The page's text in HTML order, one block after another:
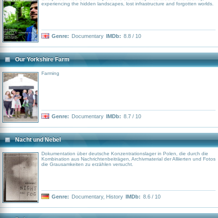
Aspekte der Flug-Sicherheit beleuchtet: Feuer an Bord, automatische
experiencing the hidden landscapes, lost infrastructure and forgotten worlds.
Genre: Documentary IMDb: 8.8 / 10
Our Yorkshire Farm
Farming
Genre: Documentary IMDb: 8.7 / 10
Nacht und Nebel
Dokumentation über deutsche Konzentrationslager in Polen, die durch die
Kombination aus Nachrichtenbeiträgen, Archivmaterial der Alliierten und Fotos
die Grausamkeiten zu erzählen versucht.
Genre: Documentary, History IMDb: 8.6 / 10